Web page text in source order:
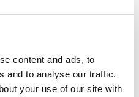
content and ads, to
and to analyse our traffic.
your use of our site with
EF-koncernen upp
som operating
Equity-fonder i
startade sin